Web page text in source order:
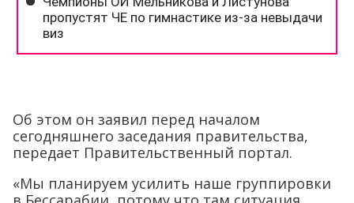
Об этом он заявил перед началом
сегодняшнего заседания правительства,
передает Правительственный портал.
«Мы планируем усилить наше группировки